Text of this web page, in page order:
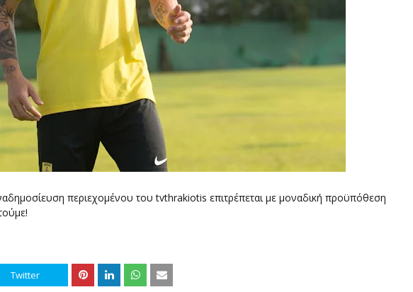
περιεχομένου του tvthrakiotis επιτρέπεται με μοναδική προϋπόθεση
Twitter